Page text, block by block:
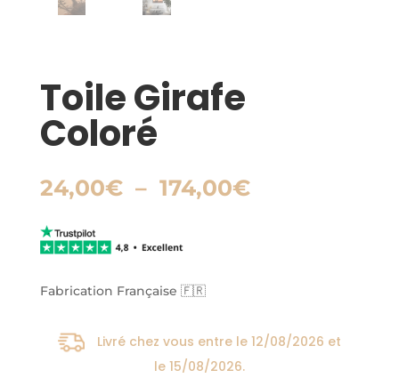
Toile Girafe
Coloré
24,00€ – 174,00€Plage
Fabrication Française 🇫🇷
Livré chez vous entre le 12/08/2026 et
le 15/08/2026.